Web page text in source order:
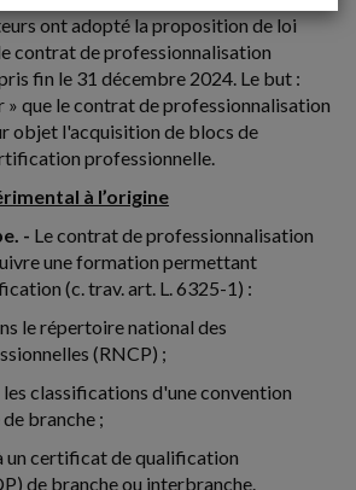
ont adopté la proposition de loi
contrat de professionnalisation
fin le 31 décembre 2024. Le but :
» que le contrat de professionnalisation
objet l'acquisition de blocs de
professionnelle.
à l’origine
- Le contrat de professionnalisation
une formation permettant
(c. trav. art. L. 6325-1) :
le répertoire national des
(RNCP) ;
classifications d'une convention
branche ;
un certificat de qualification
de branche ou interbranche.